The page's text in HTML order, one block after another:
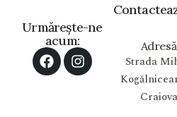
Adresă
Strada
Craiova
Urmărește-ne
acum: